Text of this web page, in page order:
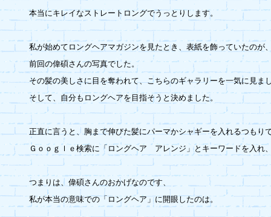
本当にキレイなストレートロングでうっとりします。
私が始めてロングヘアマガジンを見たとき、表紙を飾っていたのが
前回の偉碩さんの写真でした。
その髪の美しさに目を奪われて、こちらのギャラリーを一気に見ま
そして、自分もロングヘアを目指そうと決めました。
正直に言うと、胸まで伸びた髪にパーマかシャギーを入れるつもり
Ｇｏｏｇｌｅ検索に「ロングヘア　アレンジ」とキーワードを入れ
つまりは、偉碩さんのおかげなのです、
私が本当の意味での「ロングヘア」に開眼したのは。